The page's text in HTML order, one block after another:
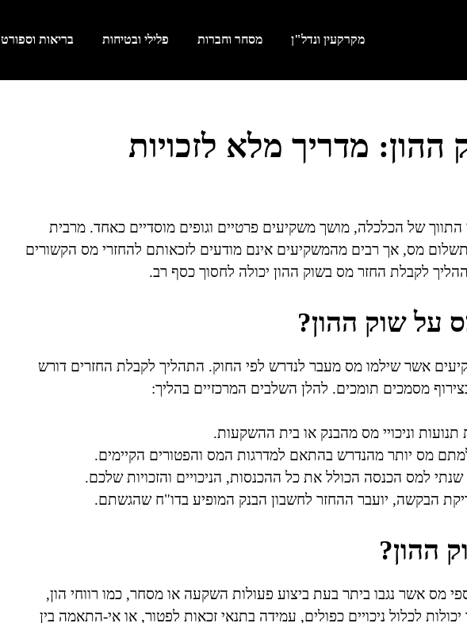
מקרקעין ונדל"ן מסחר וחברות פלילי ובטיחות בריאות וספורט
ההון: מדריך מלא לזכויות
של הכלכלה, מושך משקיעים פרטיים וגופים מוסדיים כאחד. מרבית
מס, אך רבים מהמשקיעים אינם מודעים לזכאותם להחזרי מס הקשורים
ההליך לקבלת החזר מס בשוק ההון יכולה לחסוך כסף רב.
על שוק ההון?
אשר שילמו מס מעבר לנדרש לפי החוק. התהליך לקבלת החזרים דורש
מסמכים תומכים. להלן השלבים המרכזיים בהליך:
וניכויי מס מהבנק או בית ההשקעות.
מס יותר מהנדרש בהתאם למדרגות המס והפטורים הקיימים.
שנתי למס הכנסה הכולל את כל ההכנסות, הניכויים והזכויות שלכם.
הבקשה, יועבר ההחזר לחשבון הבנק המופיע בדו"ח שהגשתם.
ההון?
מס אשר נגבו ביתר בעת ביצוע פעולות השקעה או מסחר, כמו רווחי הון,
יכולות לכלול ניכויים כפולים, עמידה בתנאי זכאות לפטור, או אי-התאמה בין